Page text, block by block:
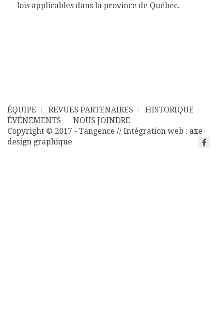
lois applicables dans la province de Québec.
ÉQUIPE REVUES PARTENAIRES
HISTORIQUE
ÉVÉNEMENTS
NOUS JOINDRE
Copyright © 2017 - Tangence // Intégration web : axe
design graphique